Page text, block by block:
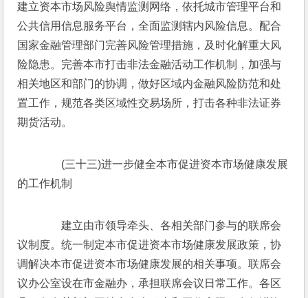
建立资本市场风险舆情监测网络，依托城市管理平台和
公共信用信息服务平台，全面监测辖内风险信息。配合
国家金融管理部门完善风险管理措施，及时化解重大风
险隐患。完善本市打击非法金融活动工作机制，加强与
相关地区和部门的协调，做好区域内金融风险防范和处
置工作，规范各类区域性交易场所，打击各种非法证券
期货活动。
(三十三)进一步健全本市促进资本市场健康发展
的工作机制
建立由市领导牵头、各相关部门参与的联席会
议制度。统一制定本市促进资本市场健康发展政策，协
调解决本市促进资本市场健康发展的相关事项。联席会
议办公室设在市金融办，承担联席会议日常工作。各区